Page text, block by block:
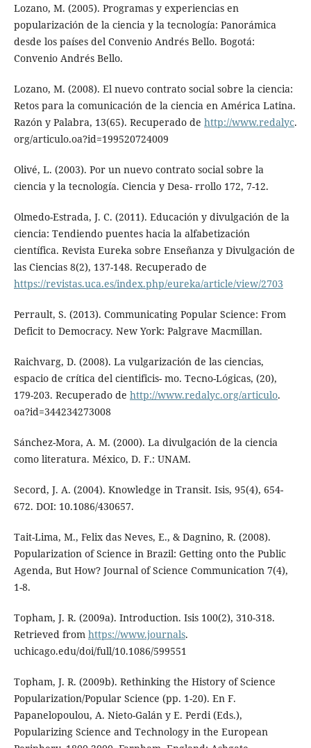
Lozano, M. (2005). Programas y experiencias en
popularización de la ciencia y la tecnología: Panorámica
desde los países del Convenio Andrés Bello. Bogotá:
Convenio Andrés Bello.
Lozano, M. (2008). El nuevo contrato social sobre la ciencia:
Retos para la comunicación de la ciencia en América Latina.
Razón y Palabra, 13(65). Recuperado de http://www.redalyc.
org/articulo.oa?id=199520724009
Olivé, L. (2003). Por un nuevo contrato social sobre la
ciencia y la tecnología. Ciencia y Desa- rrollo 172, 7-12.
Olmedo-Estrada, J. C. (2011). Educación y divulgación de la
ciencia: Tendiendo puentes hacia la alfabetización
científica. Revista Eureka sobre Enseñanza y Divulgación de
las Ciencias 8(2), 137-148. Recuperado de
https://revistas.uca.es/index.php/eureka/article/view/2703
Perrault, S. (2013). Communicating Popular Science: From
Deficit to Democracy. New York: Palgrave Macmillan.
Raichvarg, D. (2008). La vulgarización de las ciencias,
espacio de crítica del cientificis- mo. Tecno-Lógicas, (20),
179-203. Recuperado de http://www.redalyc.org/articulo.
oa?id=344234273008
Sánchez-Mora, A. M. (2000). La divulgación de la ciencia
como literatura. México, D. F.: UNAM.
Secord, J. A. (2004). Knowledge in Transit. Isis, 95(4), 654-
672. DOI: 10.1086/430657.
Tait-Lima, M., Felix das Neves, E., & Dagnino, R. (2008).
Popularization of Science in Brazil: Getting onto the Public
Agenda, But How? Journal of Science Communication 7(4),
1-8.
Topham, J. R. (2009a). Introduction. Isis 100(2), 310-318.
Retrieved from https://www.journals.
uchicago.edu/doi/full/10.1086/599551
Topham, J. R. (2009b). Rethinking the History of Science
Popularization/Popular Science (pp. 1-20). En F.
Papanelopoulou, A. Nieto-Galán y E. Perdi (Eds.),
Popularizing Science and Technology in the European